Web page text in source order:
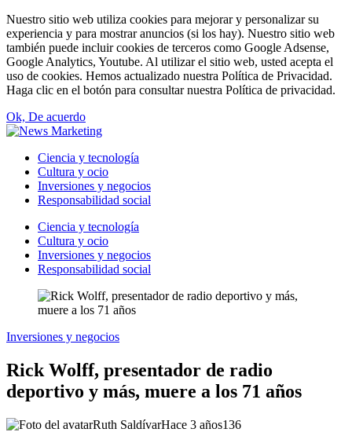
Nuestro sitio web utiliza cookies para mejorar y personalizar su
experiencia y para mostrar anuncios (si los hay). Nuestro sitio web
también puede incluir cookies de terceros como Google Adsense,
Google Analytics, Youtube. Al utilizar el sitio web, usted acepta el
uso de cookies. Hemos actualizado nuestra Política de Privacidad.
Haga clic en el botón para consultar nuestra Política de privacidad.
Ok, De acuerdo
Ciencia y tecnología
Cultura y ocio
Inversiones y negocios
Responsabilidad social
Ciencia y tecnología
Cultura y ocio
Inversiones y negocios
Responsabilidad social
Inversiones y negocios
Rick Wolff, presentador de radio
deportivo y más, muere a los 71 años
Ruth SaldívarHace 3 años136